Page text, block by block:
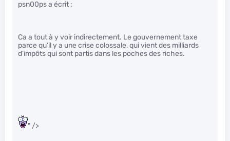
psn00ps a écrit :
Ca a tout à y voir indirectement. Le gouvernement taxe
parce qu’il y a une crise colossale, qui vient des milliards
d’impôts qui sont partis dans les poches des riches.
" />